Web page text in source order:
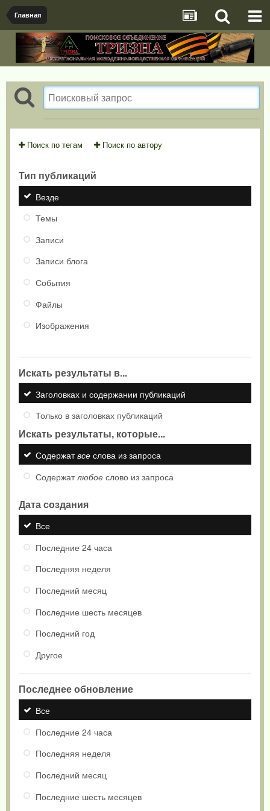
Главная
Поиск по тегам Поиск по автору
Тип публикаций
Везде
Темы
Записи
Записи блога
События
Файлы
Изображения
Искать результаты в...
Заголовках и содержании публикаций
Только в заголовках публикаций
Искать результаты, которые...
Содержатвсе слова из запроса
Содержатлюбое слово из запроса
Дата создания
Все
Последние 24 часа
Последняя неделя
Последний месяц
Последние шесть месяцев
Последний год
Другое
Последнее обновление
Все
Последние 24 часа
Последняя неделя
Последний месяц
Последние шесть месяцев